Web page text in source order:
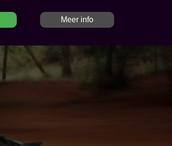
SAAB PARTS CONTACT
Meer info